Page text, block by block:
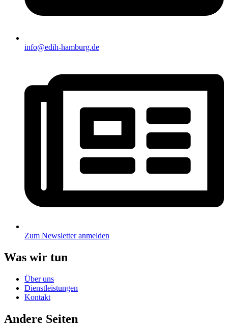
info@edih-hamburg.de
Zum Newsletter anmelden
Was wir tun
Über uns
Dienstleistungen
Kontakt
Andere Seiten